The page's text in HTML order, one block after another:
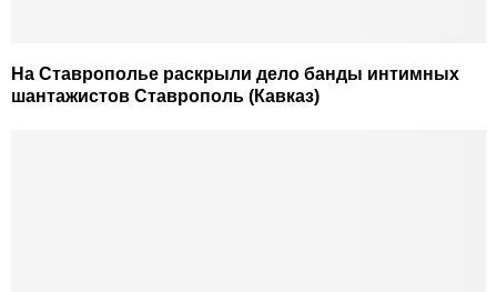
На Ставрополье раскрыли дело банды интимных
шантажистов Ставрополь (Кавказ)